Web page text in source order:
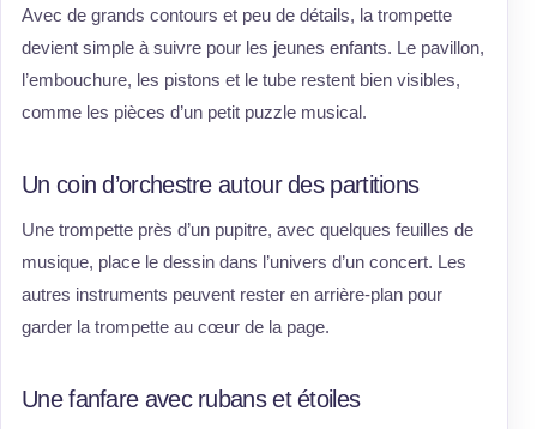
Avec de grands contours et peu de détails, la trompette
devient simple à suivre pour les jeunes enfants. Le pavillon,
l’embouchure, les pistons et le tube restent bien visibles,
comme les pièces d’un petit puzzle musical.
Un coin d’orchestre autour des partitions
Une trompette près d’un pupitre, avec quelques feuilles de
musique, place le dessin dans l’univers d’un concert. Les
autres instruments peuvent rester en arrière-plan pour
garder la trompette au cœur de la page.
Une fanfare avec rubans et étoiles